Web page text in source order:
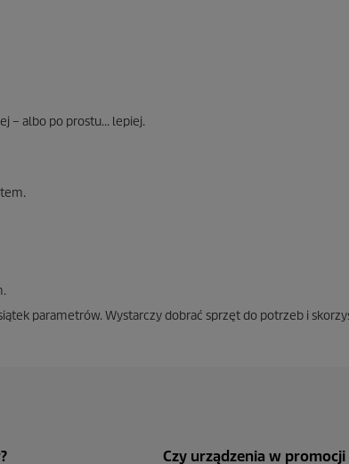
– albo po prostu… lepiej.
parametrów. Wystarczy dobrać sprzęt do potrzeb i
Czy urządzenia w